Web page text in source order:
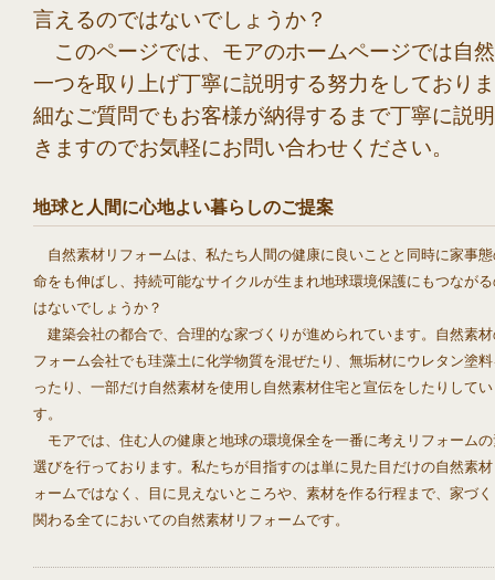
言えるのではないでしょうか？
このページでは、モアのホームページでは自
一つを取り上げ丁寧に説明する努力をしており
細なご質問でもお客様が納得するまで丁寧に説
きますのでお気軽にお問い合わせください。
地球と人間に心地よい暮らしのご提案
自然素材リフォームは、私たち人間の健康に良いことと同時に家事
命をも伸ばし、持続可能なサイクルが生まれ地球環境保護にもつなが
はないでしょうか？
建築会社の都合で、合理的な家づくりが進められています。自然素
フォーム会社でも珪藻土に化学物質を混ぜたり、無垢材にウレタン塗
ったり、一部だけ自然素材を使用し自然素材住宅と宣伝をしたりして
す。
モアでは、住む人の健康と地球の環境保全を一番に考えリフォーム
選びを行っております。私たちが目指すのは単に見た目だけの自然素
ォームではなく、目に見えないところや、素材を作る行程まで、家づ
関わる全てにおいての自然素材リフォームです。